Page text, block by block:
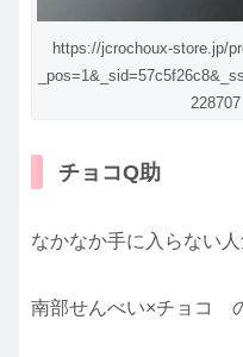
https://jcrochoux-store.jp/
228707
チョコQ助
なかなか手に入らない
南部せんべい×チョコ